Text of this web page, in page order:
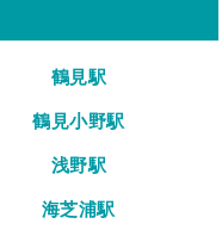
鶴見駅
鶴見小野駅
浅野駅
海芝浦駅